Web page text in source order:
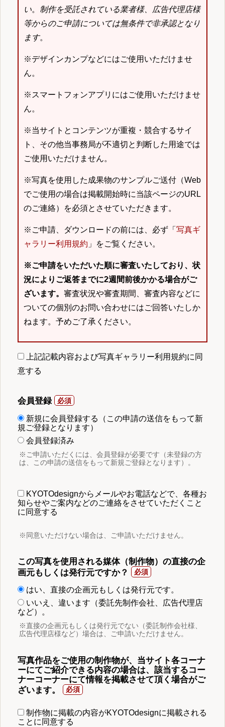
い。 制作を受託されている業者様、広告代理店様
等からのご申請については無条件で非承認となり
ます。
※デザインカンプなどにはご使用いただけませ
ん。
※スマートフォンアプリにはご使用いただけませ
ん。
※当サイトとコンテンツが重複・競合するサイ
ト、その他当事務局が不適切と判断した用途では
ご使用いただけません。
※写真を使用した成果物のサンプルご送付（Web
でご使用の場合は掲載開始時に当該ページのURL
のご連絡）を必須とさせていただきます。
※ご申請、ダウンロードの前には、必ず「 写真ギ
ャラリー利用規約 」をご覧ください。
※ご申請をいただいた順に審査いたしており、状
況によりご返答までに2週間前後かかる場合がご
ざいます。 審査状況や審査期間、審査内容などに
ついての個別のお問い合わせにはご回答いたしか
ねます。予めご了承ください。
上記記載内容および写真ギャラリー利用規約に同
意する
会員登録
新規に会員登録する（この申請の送信をもって新
規ご登録となります）
会員登録済み
※ご申請いただくには、会員登録が必要です（未登録の方
は、この申請の送信をもって新規ご登録となります）。
KYOTOdesignからメールやお電話などで、各種お
知らせやご案内などのご連絡をさせていただくこと
に同意する
※同意いただけない場合は、ご申請いただけません。
この写真を使用される媒体（制作物）の直接の企
画元もしくは発行元ですか？
はい、直接の企画元もしくは発行元です。
いいえ、違います（委託先制作会社、広告代理店
など）。
※直接の企画元もしくは発行元でない（委託制作会社様、
広告代理店様など）場合は、ご申請いただけません。
写真作品をご使用の制作物が、当サイト各コーナ
ーにてご紹介できる内容の場合は、該当するコー
ナーコーナーにて情報を掲載させて頂く場合がご
ざいます。
制作物に掲載の内容がKYOTOdesignに掲載される
ことに同意する